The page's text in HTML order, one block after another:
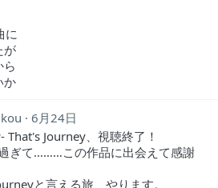
に
が
か
6月24日
That's Journey、視聴終了！
ぎて………この作品に出会えて感謝
と言える旅、やります。